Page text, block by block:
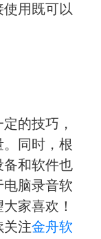
用既可以
的技巧，
同时，根
和软件也
脑录音软
家喜欢！
关注金舟软